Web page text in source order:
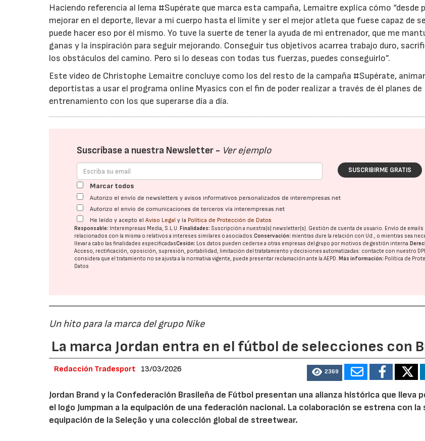
Haciendo referencia al lema #Supérate que marca esta campaña, Lemaitre explica cómo “desde
mejorar en el deporte, llevar a mi cuerpo hasta el límite y ser el mejor atleta que fuese capaz de
puede hacer eso por él mismo. Yo tuve la suerte de tener la ayuda de mi entrenador, que me
ganas y la inspiración para seguir mejorando. Conseguir tus objetivos acarrea trabajo duro,
los obstáculos del camino. Pero si lo deseas con todas tus fuerzas, puedes conseguirlo”.
Este video de Christophe Lemaitre concluye como los del resto de la campaña #Supérate,
deportistas a usar el programa online Myasics con el fin de poder realizar a través de él planes de
entrenamiento con los que superarse día a día.
Suscríbase a nuestra Newsletter - Ver ejemplo
SUSCRIBIRME GRATIS
Marcar todos
Autorizo el envío de newsletters y avisos informativos personalizados de interempresas.net
Autorizo el envío de comunicaciones de terceros vía interempresas.net
He leído y acepto elAviso Legal y la Política de Protección de Datos
Responsable: Interempresas Media, S.L.U. Finalidades: Suscripción a nuestra(s) newsletter(s). Gestión de cuenta de usuario. Envío de emails
relacionados con la misma o relativos a intereses similares o asociados.Conservación: mientras dure la relación con Ud., o mientras sea
llevar a cabo las finalidades especificadasCesión: Los datos pueden cederse a otras empresas del grupo por motivos de gestión interna.
Acceso, rectificación, oposición, supresión, portabilidad, limitación del tratatamiento y decisiones automatizadas: contacte con nuestro
considera que el tratamiento no se ajusta a la normativa vigente, puede presentar reclamación ante laAEPD. Más información: Política de
Datos
Un hito para la marca del grupo Nike
La marca Jordan entra en el fútbol de selecciones con
Redacción Tradesport 13/03/2026 2369
Jordan Brand y la Confederación Brasileña de Fútbol presentan una alianza histórica que lleva
el logo Jumpman a la equipación de una federación nacional. La colaboración se estrena con la
equipación de la Seleção y una colección global de streetwear.